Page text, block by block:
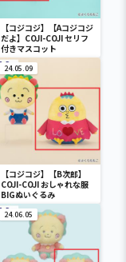
【コジコジ】【Aコジコジ
だよ】COJI-COJI セリフ
付きマスコット
24.05.09
【コジコジ】【B次郎】
COJI-COJI おしゃれな服
BIGぬいぐるみ
24.06.05